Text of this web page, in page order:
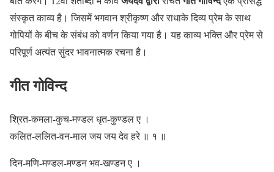
संस्कृत काव्य है। जिसमें भगवान श्रीकृष्ण और राधाके दिव्य प्रेम के साथ
गोपियों के बीच के संबंध को वर्णन किया गया है। यह काव्य भक्ति और प्रेम से
परिपूर्ण अत्यंत सुंदर भावनात्मक रचना है।
गीत गोविन्द
श्रित-कमला-कुच-मण्डल धृत-कुण्डल ए ।
कलित-ललित-वन-माल जय जय देव हरे ॥ १ ॥
दिन-मणि-मण्डल-मण्डन भव-खण्डन ए ।